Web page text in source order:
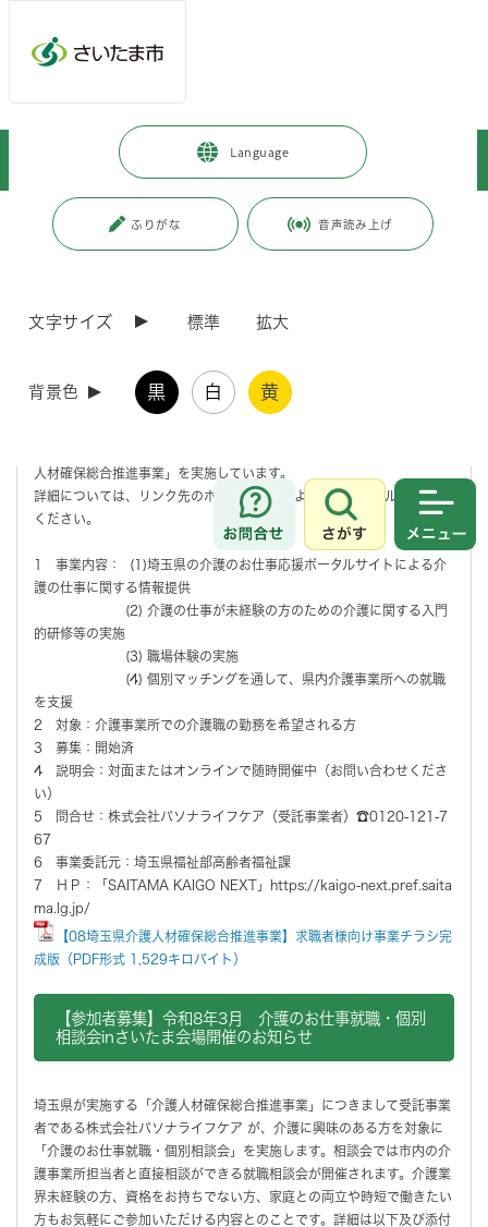
Language
ふりがな 音声読み上げ
文字サイズ 標準 拡大
背景色 黒 白 黄
お問合せ
さがす
健康・医療・福祉 > 福祉・介護 お知らせ
介護の仕事に興味がある皆様へ（令和8年7月8日更新）
更新日付：2026年7月8日 / ページ番号：C072861
知らせについて(令和8年7月8日更新)
人材確保総合推進事業」を実施しています。
詳細については、リンク先のホームページおよび添付ファイルをご確認
ください。
1 事業内容： (1)埼玉県の介護のお仕事応援ポータルサイトによる介
護の仕事に関する情報提供
(2) 介護の仕事が未経験の方のための介護に関する入門
的研修等の実施
(3) 職場体験の実施
(4) 個別マッチングを通して、県内介護事業所への就職
を支援
2 対象：介護事業所での介護職の勤務を希望される方
3 募集：開始済
4 説明会：対面またはオンラインで随時開催中（お問い合わせくださ
い）
5 問合せ：株式会社パソナライフケア（受託事業者）☎0120-121-7
67
6 事業委託元：埼玉県福祉部高齢者福祉課
7 ＨＰ：「SAITAMA KAIGO NEXT」https://kaigo-next.pref.saita
ma.lg.jp/
【08埼玉県介護人材確保総合推進事業】求職者様向け事業チラシ完
成版（PDF形式 1,529キロバイト）
【参加者募集】令和8年3月 介護のお仕事就職・個別
相談会inさいたま会場開催のお知らせ
埼玉県が実施する「介護人材確保総合推進事業」につきまして受託事業
者である株式会社パソナライフケア が、介護に興味のある方を対象に
「介護のお仕事就職・個別相談会」を実施します。相談会では市内の介
護事業所担当者と直接相談ができる就職相談会が開催されます。介護業
界未経験の方、資格をお持ちでない方、家庭との両立や時短で働きたい
方もお気軽にご参加いただける内容とのことです。詳細は以下及び添付